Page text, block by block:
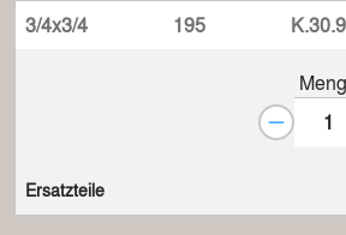
3/4x3/4
195
Ersatzteile